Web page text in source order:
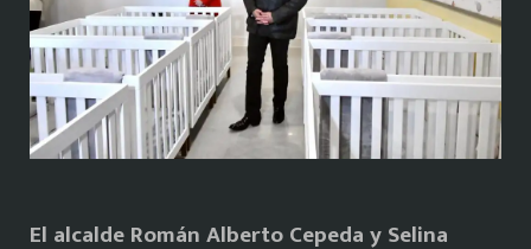
El alcalde Román Alberto Cepeda y Selina